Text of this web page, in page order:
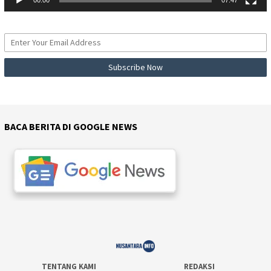
BACA BERITA DI GOOGLE NEWS
TENTANG KAMI REDAKSI